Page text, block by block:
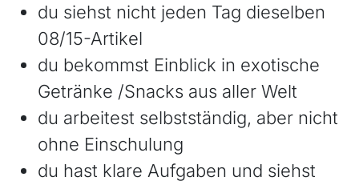
du siehst nicht jeden Tag dieselben
08/15-Artikel
du bekommst Einblick in exotische
Getränke /Snacks aus aller Welt
du arbeitest selbstständig, aber nicht
ohne Einschulung
du hast klare Aufgaben und siehst